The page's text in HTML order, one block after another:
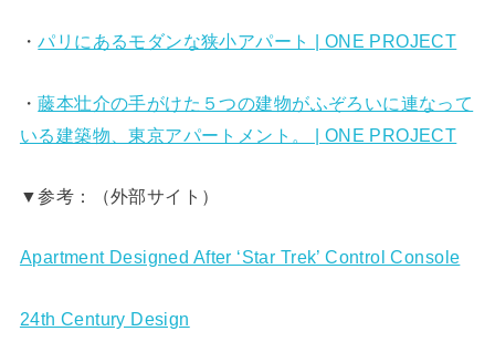
・パリにあるモダンな狭小アパート | ONE PROJECT
・藤本壮介の手がけた５つの建物がふぞろいに連なって
いる建築物、東京アパートメント。 | ONE PROJECT
▼参考：（外部サイト）
Apartment Designed After ‘Star Trek’ Control Console
24th Century Design